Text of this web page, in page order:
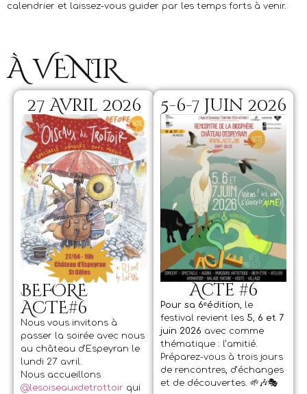
calendrier et laissez-vous guider par les temps forts à venir.
À VENIR
27 Avril 2026
BEFORE
ACTE#6
Nous vous invitons à
passer la soirée avec nous
au château d’Espeyran le
lundi 27 avril.
Nous accueillons
@lesoiseauxdetrottoir qui
5-6-7 juin 2026
Acte #6
Pour sa 6ᵉédition , le
festival revient les 5, 6 et 7
juin 2026 avec comme
thématique : l’amitié.
Préparez-vous à trois jours
de rencontres, d’échanges
et de découvertes. 🌱🎶🎭